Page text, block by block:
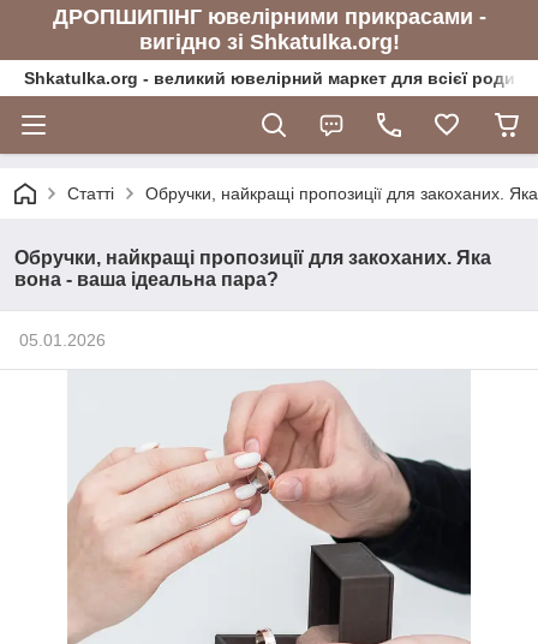
ДРОПШИПІНГ ювелірними прикрасами -
вигідно зі Shkatulka.org!
Shkatulka.org - великий ювелірний маркет для всієї
Статті Обручки, найкращі пропозиції для закоханих.
Обручки, найкращі пропозиції для закоханих. Яка
вона - ваша ідеальна пара?
05.01.2026